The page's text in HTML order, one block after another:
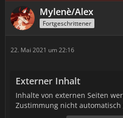
Mylenè/Alex
Fortgeschrittener
22. Mai 2021 um 22:16
Externer Inhalt
Inhalte von externen Seiten
Zustimmung nicht